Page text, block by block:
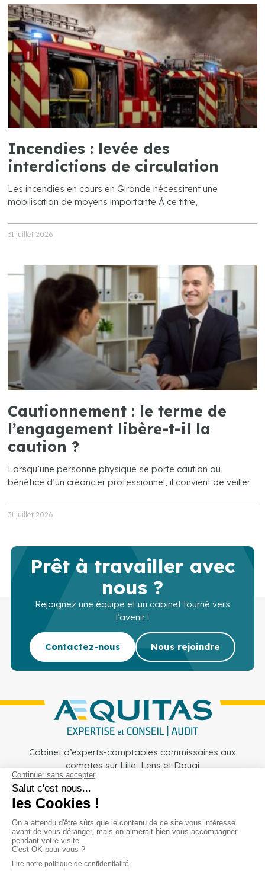
Incendies : levée des
interdictions de circulation
Les incendies en cours en Gironde nécessitent une
mobilisation de moyens importante À ce titre,
31 juillet 2026
Cautionnement : le terme de
l’engagement libère-t-il la
caution ?
Lorsqu’une personne physique se porte caution au
bénéfice d’un créancier professionnel, il convient de veiller
31 juillet 2026
Prêt à travailler avec
nous ?
Rejoignez une équipe et un cabinet tourné vers
l’avenir !
Contactez-nous Nous rejoindre
Cabinet d’experts-comptables commissaires aux
comptes sur Lille, Lens et Douai
Services Secteurs Outils
Cabinet
Recrutement